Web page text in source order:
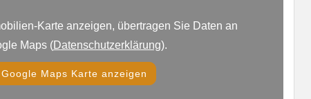
Karte anzeigen, übertragen Sie Daten an
Maps (Datenschutzerklärung).
Google Maps Karte anzeigen